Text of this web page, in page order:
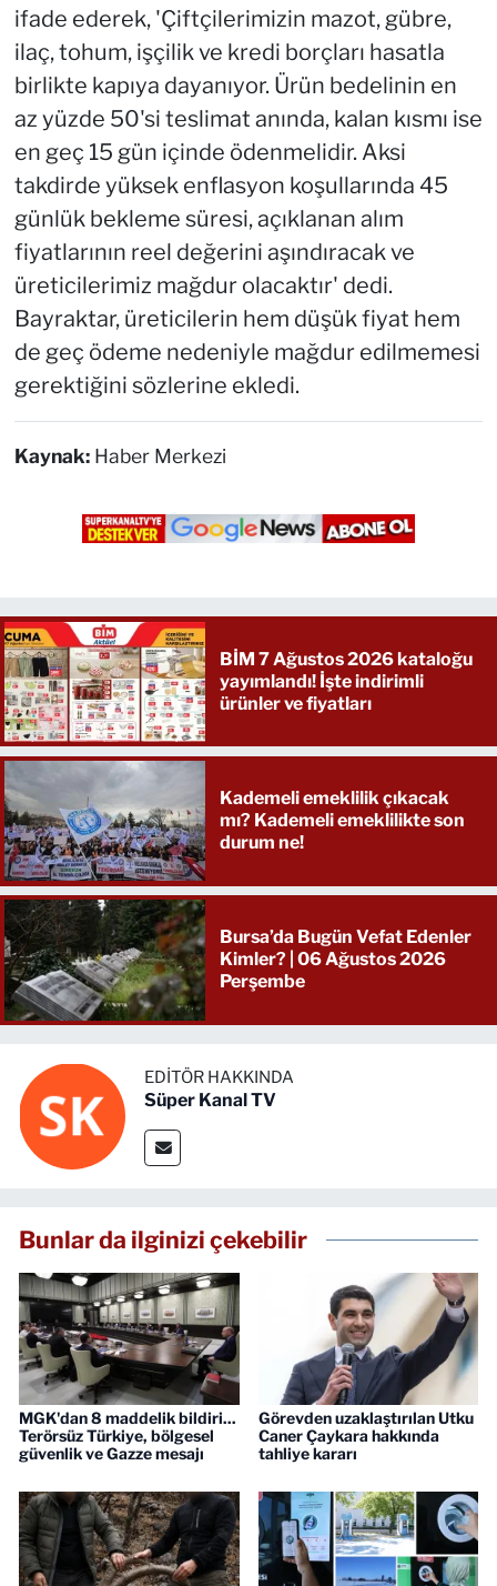
ifade ederek, 'Çiftçilerimizin mazot, gübre,
ilaç, tohum, işçilik ve kredi borçları hasatla
birlikte kapıya dayanıyor. Ürün bedelinin en
az yüzde 50'si teslimat anında, kalan kısmı ise
en geç 15 gün içinde ödenmelidir. Aksi
takdirde yüksek enflasyon koşullarında 45
günlük bekleme süresi, açıklanan alım
fiyatlarının reel değerini aşındıracak ve
üreticilerimiz mağdur olacaktır' dedi.
Bayraktar, üreticilerin hem düşük fiyat hem
de geç ödeme nedeniyle mağdur edilmemesi
gerektiğini sözlerine ekledi.
Kaynak: Haber Merkezi
BİM 7 Ağustos 2026 kataloğu
yayımlandı! İşte indirimli
ürünler ve fiyatları
Kademeli emeklilik çıkacak
mı? Kademeli emeklilikte son
durum ne!
Bursa’da Bugün Vefat Edenler
Kimler? | 06 Ağustos 2026
Perşembe
EDITÖR HAKKINDA
Süper Kanal TV
Bunlar da ilginizi çekebilir
MGK'dan 8 maddelik bildiri...
Terörsüz Türkiye, bölgesel
güvenlik ve Gazze mesajı
Görevden uzaklaştırılan Utku
Caner Çaykara hakkında
tahliye kararı